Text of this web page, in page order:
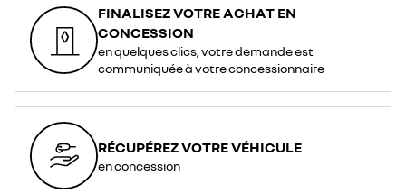
FINALISEZ VOTRE ACHAT EN
CONCESSION
en quelques clics, votre demande est
communiquée à votre concessionnaire
RÉCUPÉREZ VOTRE VÉHICULE
en concession